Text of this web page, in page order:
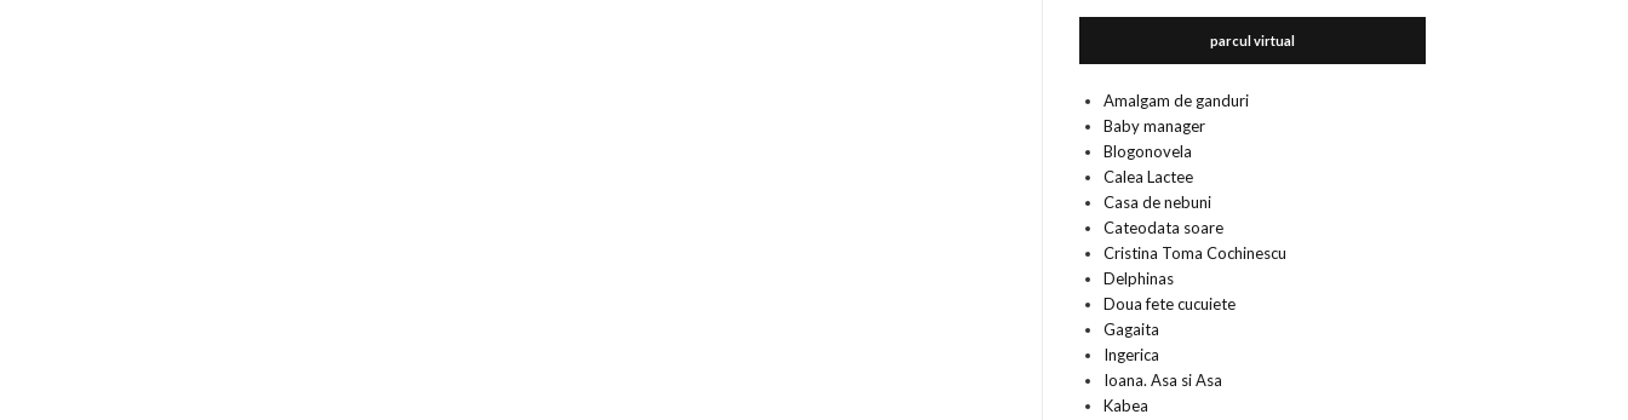
parcul virtual
Amalgam de ganduri
Baby manager
Blogonovela
Calea Lactee
Casa de nebuni
Cateodata soare
Cristina Toma Cochinescu
Delphinas
Doua fete cucuiete
Gagaita
Ingerica
Ioana. Asa si Asa
Kabea